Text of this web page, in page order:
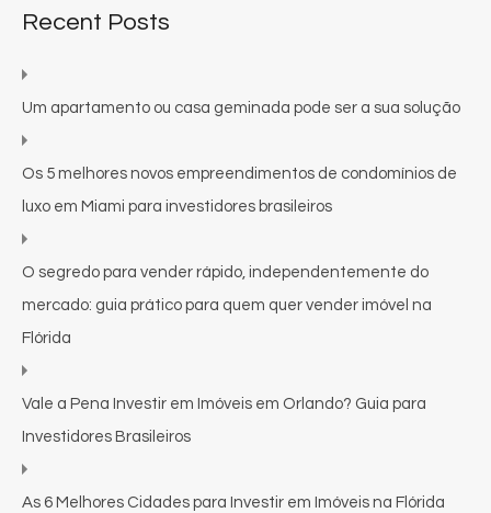
Recent Posts
Um apartamento ou casa geminada pode ser a sua solução
Os 5 melhores novos empreendimentos de condomínios de
luxo em Miami para investidores brasileiros
O segredo para vender rápido, independentemente do
mercado: guia prático para quem quer vender imóvel na
Flórida
Vale a Pena Investir em Imóveis em Orlando? Guia para
Investidores Brasileiros
As 6 Melhores Cidades para Investir em Imóveis na Flórida